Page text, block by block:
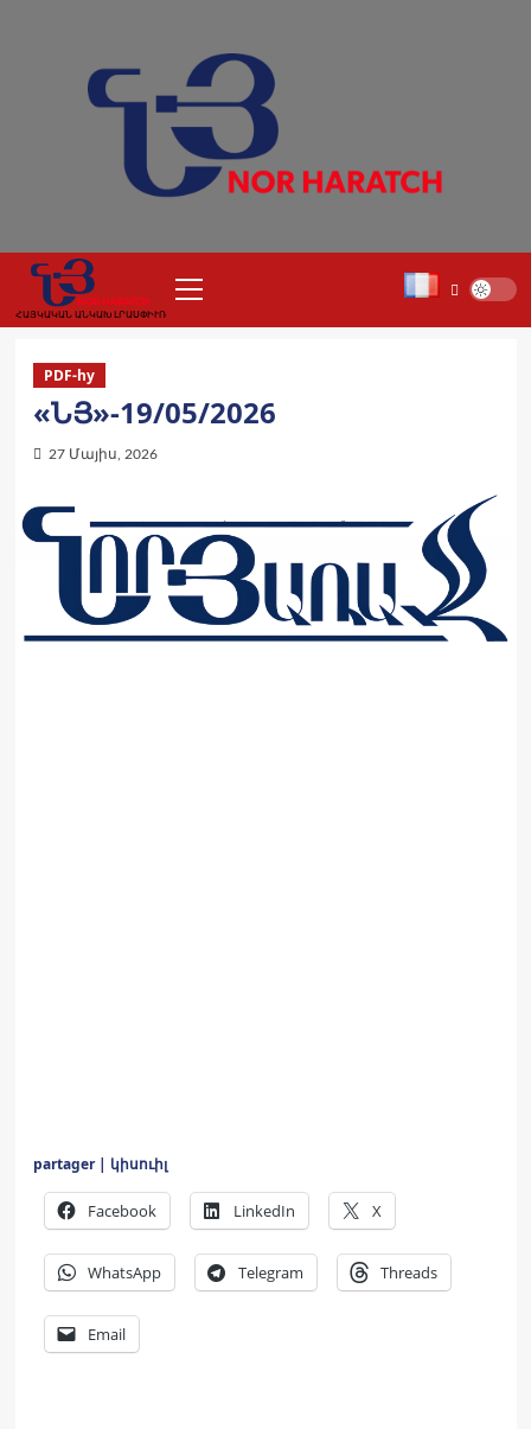
ՀԱՅԿԱԿԱՆ ԱՆԿԱԽ ԼՐԱՍՓԻՒՌ
Menu
PDF-hy
«ՆՅ»-19/05/2026
27 Մայիս, 2026
partager | կիսուիլ
Facebook LinkedIn X
WhatsApp Telegram Threads
Email